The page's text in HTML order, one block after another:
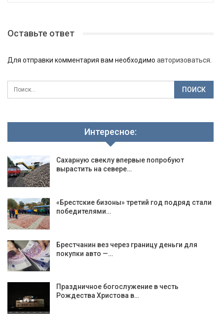
Оставьте ответ
Для отправки комментария вам необходимо авторизоваться.
Интересное:
Сахарную свеклу впервые попробуют
вырастить на севере…
«Брестские бизоны» третий год подряд стали
победителями…
Брестчанин вез через границу деньги для
покупки авто —…
Праздничное богослужение в честь
Рождества Христова в…